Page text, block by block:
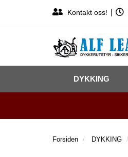
Kontakt oss!
DYKKING
Forsiden DYKKING